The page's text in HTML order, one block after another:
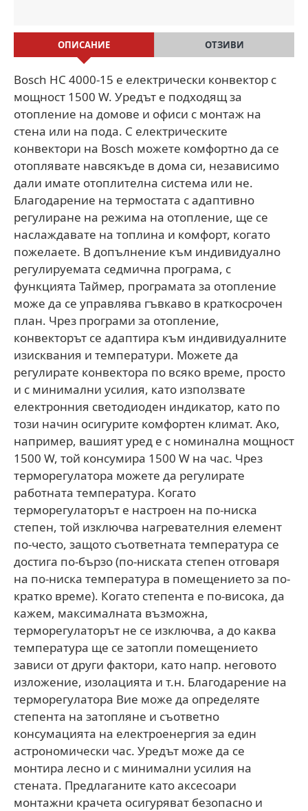
ОПИСАНИЕ ОТЗИВИ
Bosch HC 4000-15 е електрически конвектор с
мощност 1500 W. Уредът е подходящ за
отопление на домове и офиси с монтаж на
стена или на пода. С електрическите
конвектори на Bosch можете комфортно да се
отоплявате навсякъде в дома си, независимо
дали имате отоплителна система или не.
Благодарение на термостата с адаптивно
регулиране на режима на отопление, ще се
наслаждавате на топлина и комфорт, когато
пожелаете. В допълнение към индивидуално
регулируемата седмична програма, с
функцията Таймер, програмата за отопление
може да се управлява гъвкаво в краткосрочен
план. Чрез програми за отопление,
конвекторът се адаптира към индивидуалните
изисквания и температури. Можете да
регулирате конвектора по всяко време, просто
и с минимални усилия, като използвате
електронния светодиоден индикатор, като по
този начин осигурите комфортен климат. Ако,
например, вашият уред е с номинална мощност
1500 W, той консумира 1500 W на час. Чрез
терморегулатора можете да регулирате
работната температура. Когато
терморегулаторът е настроен на по-ниска
степен, той изключва нагревателния елемент
по-често, защото съответната температура се
достига по-бързо (по-ниската степен отговаря
на по-ниска температура в помещението за по-
кратко време). Когато степента е по-висока, да
кажем, максималната възможна,
терморегулаторът не се изключва, а до каква
температура ще се затопли помещението
зависи от други фактори, като напр. неговото
изложение, изолацията и т.н. Благодарение на
терморегулатора Вие може да определяте
степента на затопляне и съответно
консумацията на електроенергия за един
астрономически час. Уредът може да се
монтира лесно и с минимални усилия на
стената. Предлаганите като аксесоари
монтажни крачета осигуряват безопасно и